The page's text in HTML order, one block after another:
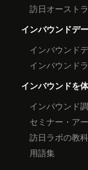
訪日オースト
インバウンドデ
インバウンド
インバウンド
インバウンドを
インバウンド
セミナー・ア
訪日ラボの教
用語集